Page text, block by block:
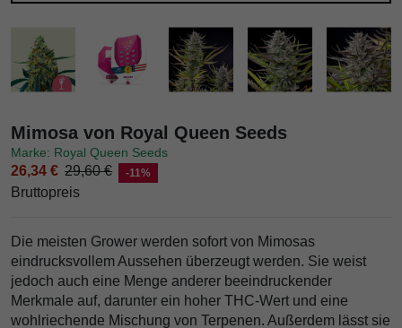
Mimosa von Royal Queen Seeds
Marke: Royal Queen Seeds
26,34 € 29,60 € -11%
Bruttopreis
Die meisten Grower werden sofort von Mimosas
eindrucksvollem Aussehen überzeugt werden. Sie weist
jedoch auch eine Menge anderer beeindruckender
Merkmale auf, darunter ein hoher THC-Wert und eine
wohlriechende Mischung von Terpenen. Außerdem lässt sie